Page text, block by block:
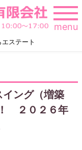
ステート
menu
ング（増築
２０２６年